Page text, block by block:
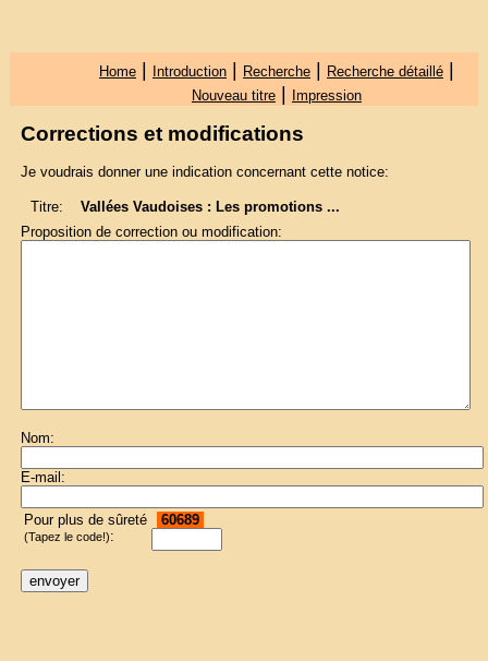
Home| Introduction| Recherche| Recherche détaillé|
Nouveau titre| Impression
Corrections et modifications
Je voudrais donner une indication concernant cette notice:
Titre:
Vallées Vaudoises : Les promotions ...
Proposition de correction ou modification:
Nom:
E-mail:
Pour plus de sûreté
(Tapez le code!):
60689